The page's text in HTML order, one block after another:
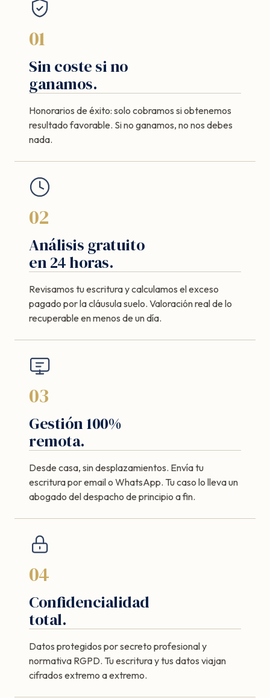
01
Sin coste si no
ganamos.
Honorarios de éxito: solo cobramos si obtenemos
resultado favorable. Si no ganamos, no nos debes
nada.
02
Análisis gratuito
en 24 horas.
Revisamos tu escritura y calculamos el exceso
pagado por la cláusula suelo. Valoración real de lo
recuperable en menos de un día.
03
Gestión 100%
remota.
Desde casa, sin desplazamientos. Envía tu
escritura por email o WhatsApp. Tu caso lo lleva un
abogado del despacho de principio a fin.
04
Confidencialidad
total.
Datos protegidos por secreto profesional y
normativa RGPD. Tu escritura y tus datos viajan
cifrados extremo a extremo.